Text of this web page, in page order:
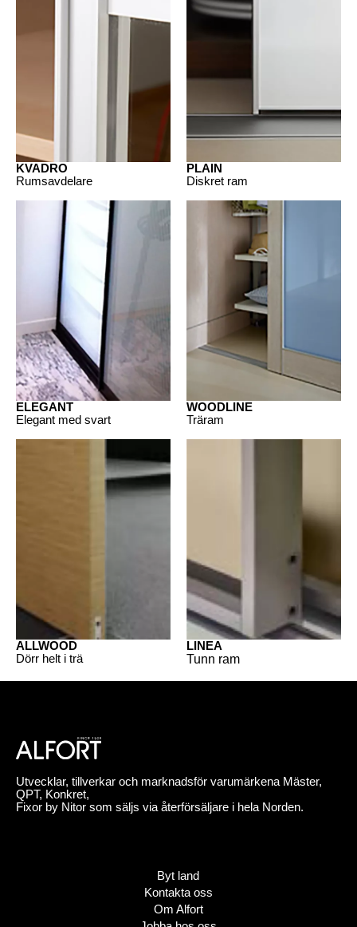
KVADRO
Rumsavdelare
PLAIN
Diskret ram
ELEGANT
Elegant med svart
WOODLINE
Träram
ALLWOOD
Dörr helt i trä
LINEA
Tunn ram
Utvecklar, tillverkar och marknadsför varumärkena Mäster,
QPT, Konkret,
Fixor by Nitor som säljs via återförsäljare i hela Norden.
Byt land
Kontakta oss
Om Alfort